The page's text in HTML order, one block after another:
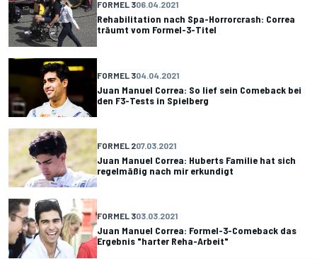
FORMEL 306.04.2021
Rehabilitation nach Spa-Horrorcrash: Correa
träumt vom Formel-3-Titel
FORMEL 304.04.2021
Juan Manuel Correa: So lief sein Comeback bei
den F3-Tests in Spielberg
FORMEL 207.03.2021
Juan Manuel Correa: Huberts Familie hat sich
regelmäßig nach mir erkundigt
FORMEL 303.03.2021
Juan Manuel Correa: Formel-3-Comeback das
Ergebnis "harter Reha-Arbeit"